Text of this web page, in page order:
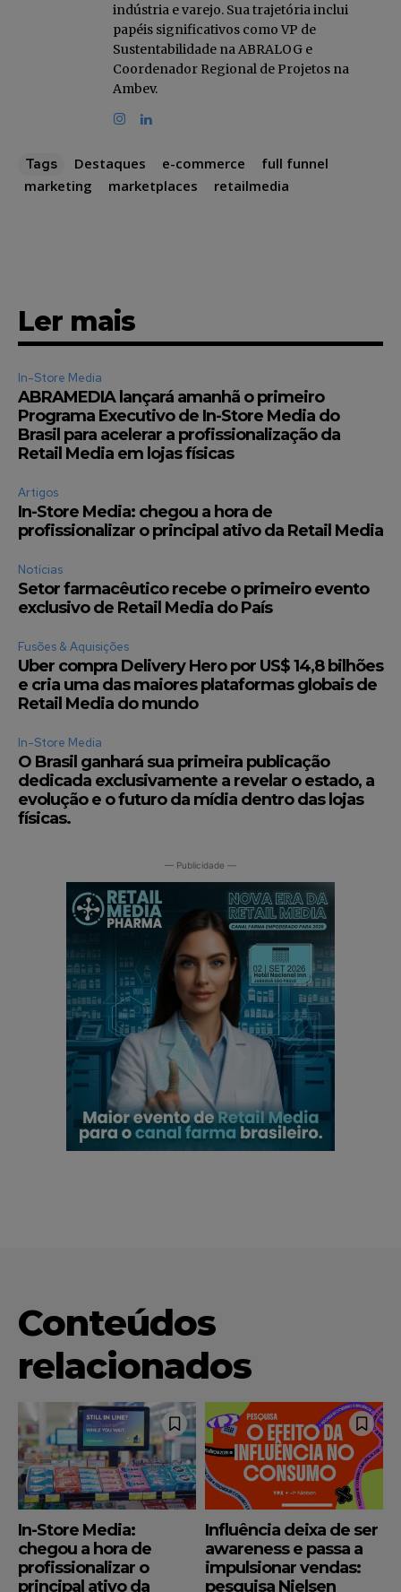
indústria e varejo. Sua trajetória inclui
papéis significativos como VP de
Sustentabilidade na ABRALOG e
Coordenador Regional de Projetos na
Ambev.
Tags Destaques e-commerce
full funnel
marketing
marketplaces retailmedia
Ler mais
In-Store Media
ABRAMEDIA lançará amanhã o primeiro
Programa Executivo de In-Store Media do
Brasil para acelerar a profissionalização da
Retail Media em lojas físicas
Artigos
In-Store Media: chegou a hora de
profissionalizar o principal ativo da Retail Media
Notícias
Setor farmacêutico recebe o primeiro evento
exclusivo de Retail Media do País
Fusões & Aquisições
Uber compra Delivery Hero por US$ 14,8 bilhões
e cria uma das maiores plataformas globais de
Retail Media do mundo
In-Store Media
O Brasil ganhará sua primeira publicação
dedicada exclusivamente a revelar o estado, a
evolução e o futuro da mídia dentro das lojas
físicas.
— Publicidade —
Conteúdos
relacionados
In-Store Media:
chegou a hora de
profissionalizar o
principal ativo da
Influência deixa de ser
awareness e passa a
impulsionar vendas:
pesquisa Nielsen